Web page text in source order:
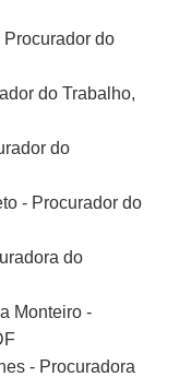
do
do Trabalho,
do
- Procurador do
do
Monteiro -
- Procuradora